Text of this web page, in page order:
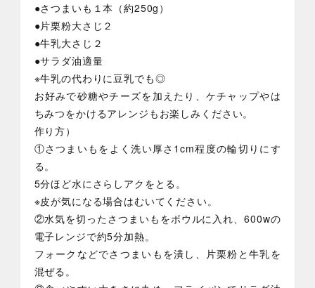
●さつまいも１本（約250g）
●片栗粉大さじ２
●牛乳大さじ２
●サラダ油適量
※牛乳の代わりに豆乳でも◎
お好みで砂糖やチーズを加えたり、ケチャップやは
ちみつをかけるアレンジもお楽しみください。
作り方）
①さつまいもをよく洗い厚さ1cm程度の輪切りにす
る。
5分ほど水にさらしアクをとる。
※皮が気になる場合はむいてください。
②水気を切ったさつまいもをボウルに入れ、600wの
電子レンジで約5分加熱。
フォークなどでさつまいもを潰し、片栗粉と牛乳を
混ぜる。